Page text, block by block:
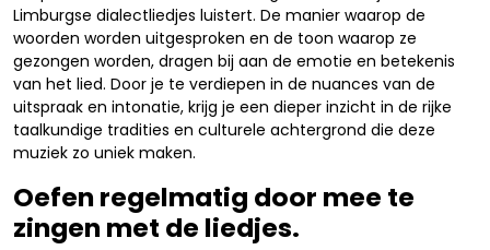
Limburgse dialectliedjes luistert. De manier waarop de
woorden worden uitgesproken en de toon waarop ze
gezongen worden, dragen bij aan de emotie en betekenis
van het lied. Door je te verdiepen in de nuances van de
uitspraak en intonatie, krijg je een dieper inzicht in de rijke
taalkundige tradities en culturele achtergrond die deze
muziek zo uniek maken.
Oefen regelmatig door mee te
zingen met de liedjes.